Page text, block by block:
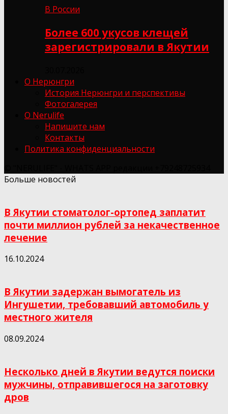
В России
Более 600 укусов клещей
зарегистрировали в Якутии
О Нерюнгри
История Нерюнгри и перспективы
Фотогалерея
О Nerulife
Напишите нам
Контакты
Политика конфиденциальности
Больше новостей
В Якутии стоматолог-ортопед заплатит
почти миллион рублей за некачественное
лечение
16.10.2024
В Якутии задержан вымогатель из
Ингушетии, требовавший автомобиль у
местного жителя
08.09.2024
Несколько дней в Якутии ведутся поиски
мужчины, отправившегося на заготовку
дров